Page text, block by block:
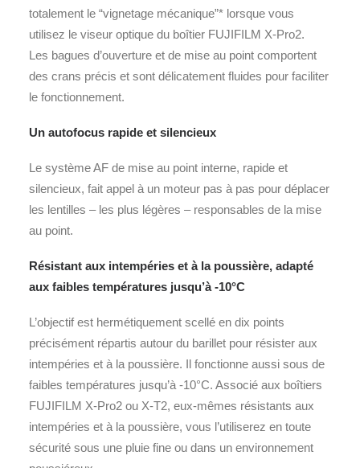
totalement le “vignetage mécanique”* lorsque vous
utilisez le viseur optique du boîtier FUJIFILM X-Pro2.
Les bagues d’ouverture et de mise au point comportent
des crans précis et sont délicatement fluides pour faciliter
le fonctionnement.
Un autofocus rapide et silencieux
Le système AF de mise au point interne, rapide et
silencieux, fait appel à un moteur pas à pas pour déplacer
les lentilles – les plus légères – responsables de la mise
au point.
Résistant aux intempéries et à la poussière, adapté
aux faibles températures jusqu’à -10°C
L’objectif est hermétiquement scellé en dix points
précisément répartis autour du barillet pour résister aux
intempéries et à la poussière. Il fonctionne aussi sous de
faibles températures jusqu’à -10°C. Associé aux boîtiers
FUJIFILM X-Pro2 ou X-T2, eux-mêmes résistants aux
intempéries et à la poussière, vous l’utiliserez en toute
sécurité sous une pluie fine ou dans un environnement